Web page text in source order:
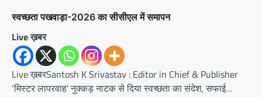
स्वच्छता पखवाड़ा-2026 का सीसीएल में समापन
Live ख़बर
Live ख़बरSantosh K Srivastav : Editor in Chief & Publisher
‘मिस्टर लापरवाह’ नुक्कड़ नाटक से दिया स्वच्छता का संदेश, सफाई…